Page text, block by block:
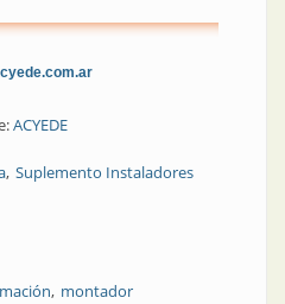
ACYEDE
Suplemento Instaladores
montador